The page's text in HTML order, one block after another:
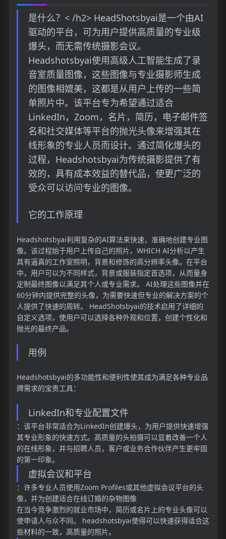
是什么？< /h2> HeadShotsbyai是一个由AI
驱动的平台，可为用户提供高质量的专业级
爆头，而无需传统摄影会议。
Headshotsbyai使用高级人工智能生成了录
音室质量图像，这些图像与专业摄影师生成
的图像相媲美，这都是从用户上传的一些简
单照片中。该平台专为希望通过适合
LinkedIn，Zoom，名片，简历，电子邮件签
名和社交媒体等平台的抛光头像来增强其在
线形象的专业人员而设计。通过简化爆头的
过程，Headshotsbyai为传统摄影提供了有
效的，具有成本效益的替代品，使更广泛的
受众可以访问专业的图像。
它的工作原理
Headshotsbyai利用复杂的AI算法来快速，准确地创建专业图
像。该过程始于用户上传自己的照片，WHICH AI分析以产生
具有逼真的工作室照明，背景和修饰的高分辨率头像。在平台
中，用户可以为不同样式，背景或服装指定首选项，从而量身
定制最终图像以满足其个人或专业需求。 AI处理这些图像并在
60分钟内提供完整的头像，为需要快速但专业的解决方案的个
人提供了快速的周转。 HeadShotsbyai的技术启用了详细的
自定义选项，使用户可以选择各种外观和位置，创建个性化和
抛光的最终产品。
用例
Headshotsbyai的多功能性和便利性使其成为满足各种专业品
牌需求的宝贵工具：
LinkedIn和专业配置文件
：该平台非常适合为LinkedIn创建爆头，为用户提供快速增强
其专业形象的快速方式。高质量的头拍摄可以显着改善一个人
的在线形象，并与招聘人员，客户或业务合作伙伴产生更牢固
的第一印象。
虚拟会议和平台
：许多专业人员使用Zoom Profiles或其他虚拟会议平台的头
像，并为创建适合在线订婚的杂物图像
在当今竞争激烈的就业市场中，简历或名片上的专业头像可以
使申请人与众不同。 headshotsbyai使得可以快速获得适合这
些材料的一致，高质量的照片。